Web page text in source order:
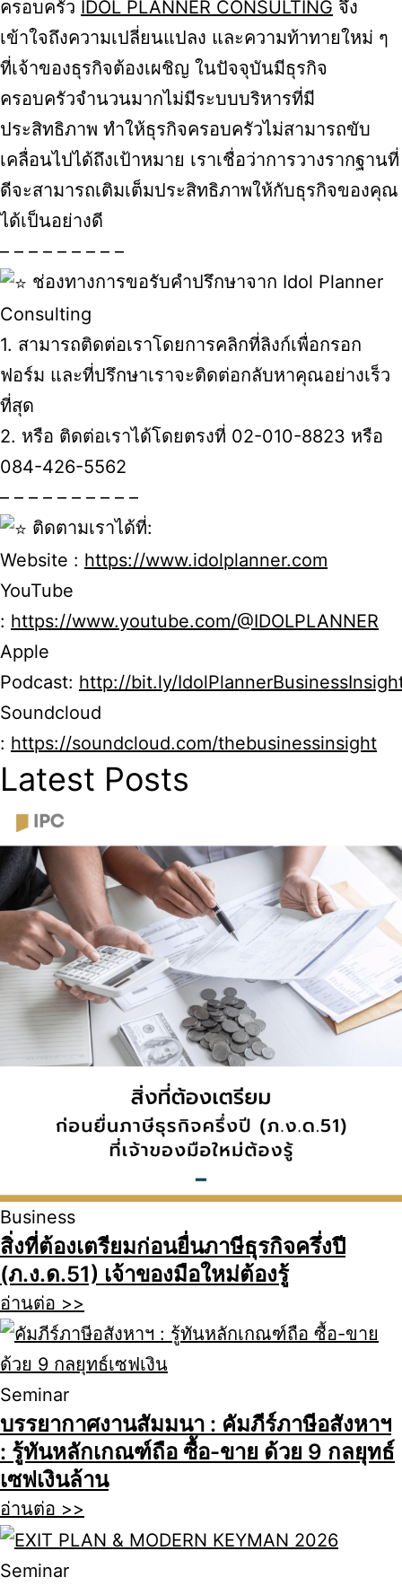
ครอบครัว IDOL PLANNER CONSULTING จึง
เข้าใจถึงความเปลี่ยนแปลง และความท้าทายใหม่ ๆ
ที่เจ้าของธุรกิจต้องเผชิญ ในปัจจุบันมีธุรกิจ
ครอบครัวจำนวนมากไม่มีระบบบริหารที่มี
ประสิทธิภาพ ทำให้ธุรกิจครอบครัวไม่สามารถขับ
เคลื่อนไปได้ถึงเป้าหมาย เราเชื่อว่าการวางรากฐานที่
ดีจะสามารถเติมเต็มประสิทธิภาพให้กับธุรกิจของคุณ
ได้เป็นอย่างดี
– – – – – – – – –
ช่องทางการขอรับคำปรึกษาจาก Idol Planner
Consulting
1. สามารถติดต่อเราโดยการคลิกที่ลิงก์เพื่อกรอก
ฟอร์ม และที่ปรึกษาเราจะติดต่อกลับหาคุณอย่างเร็ว
ที่สุด
2. หรือ ติดต่อเราได้โดยตรงที่ 02-010-8823 หรือ
084-426-5562
– – – – – – – – – –
ติดตามเราได้ที่:
Website : https://www.idolplanner.com
YouTube
: https://www.youtube.com/@IDOLPLANNER
Apple
Podcast: http://bit.ly/
Soundcloud
: https://soundcloud.com/thebusinessinsight
Latest Posts
Business
สิ่งที่ต้องเตรียมก่อนยื่นภาษีธุรกิจครึ่งปี
(ภ.ง.ด.51) เจ้าของมือใหม่ต้องรู้
อ่านต่อ >>
Seminar
บรรยากาศงานสัมมนา : คัมภีร์ภาษีอสังหาฯ
: รู้ทันหลักเกณฑ์ถือ ซื้อ-ขาย ด้วย 9 กลยุทธ์
เซฟเงินล้าน
อ่านต่อ >>
Seminar